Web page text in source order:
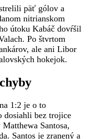
päť gólov a
nitrianskom
útoku Kabáč dovŕšil
Po štvrtom
ale ani Libor
hokejok.
1:2 je o to
dosiahli bez trojice
Santosa,
Santos je zranený a